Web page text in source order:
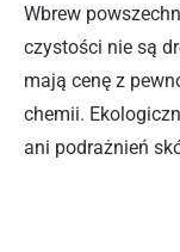
Wbrew
czystości nie są
mają cenę z
chemii.
ani podrażnień